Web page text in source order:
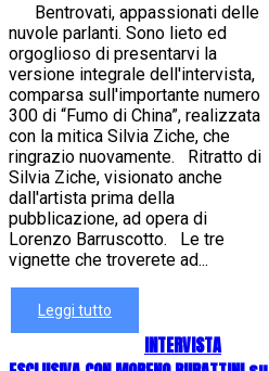
Bentrovati, appassionati delle
nuvole parlanti. Sono lieto ed
orgoglioso di presentarvi la
versione integrale dell'intervista,
comparsa sull'importante numero
300 di “Fumo di China”, realizzata
con la mitica Silvia Ziche, che
ringrazio nuovamente. Ritratto di
Silvia Ziche, visionato anche
dall'artista prima della
pubblicazione, ad opera di
Lorenzo Barruscotto. Le tre
vignette che troverete ad...
Leggi tutto
INTERVISTA